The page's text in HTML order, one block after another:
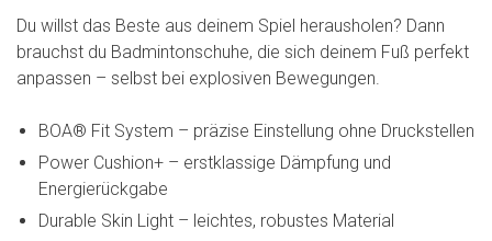
Du willst das Beste aus deinem Spiel herausholen? Dann
brauchst du Badmintonschuhe, die sich deinem Fuß perfekt
anpassen – selbst bei explosiven Bewegungen.
BOA® Fit System – präzise Einstellung ohne Druckstellen
Power Cushion+ – erstklassige Dämpfung und
Energierückgabe
Durable Skin Light – leichtes, robustes Material